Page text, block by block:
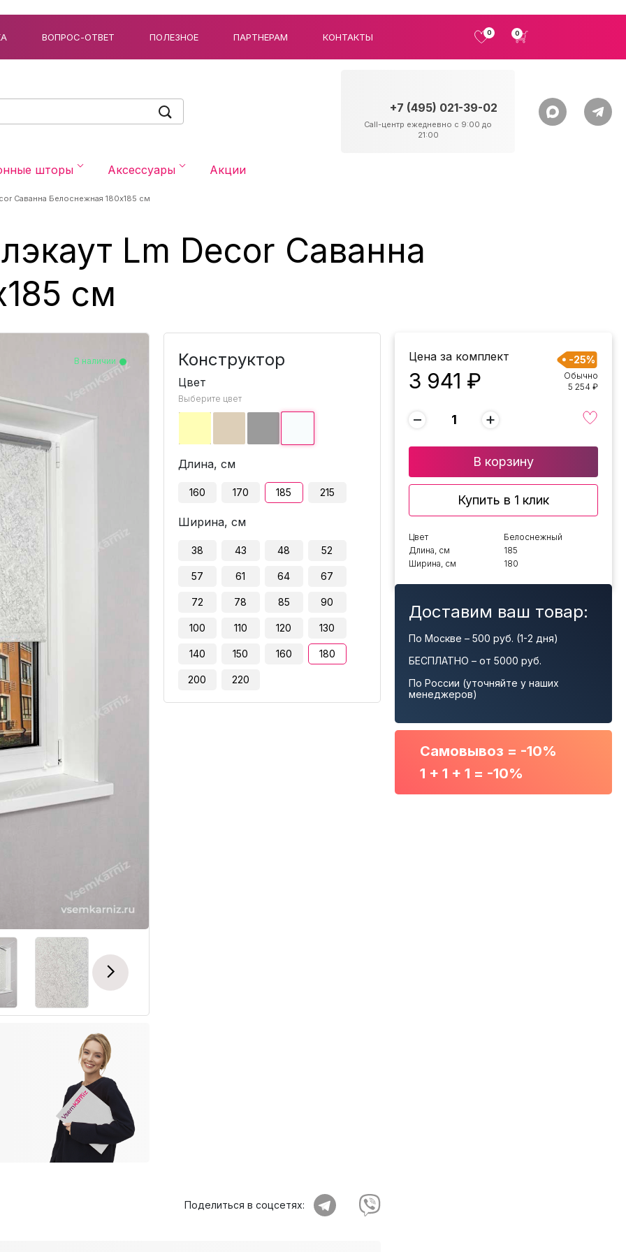
ВОПРОС-ОТВЕТ ПОЛЕЗНОЕ ПАРТНЕРАМ КОНТАКТЫ 0 0
+7 (495) 021-39-02
Call-центр ежедневно с 9:00 до
21:00
шторы Аксессуары Акции
Саванна Белоснежная 180x185 см
Lm Decor Саванна
см
В наличии
В наличии
В наличии
В наличии
В наличии
В наличии
В наличии
В наличии
В наличии
В наличии
В наличии
В наличии
В наличии
В наличии
В наличии
В наличии
В наличии
В наличии
В наличии
В наличии
В наличии
Next
Конструктор
Цвет
Выберите цвет
Длина, см
160 170 185 215
Ширина, см
38 43 48 52
57 61 64 67
72 78 85 90
100 110 120 130
140 150 160 180
200 220
Поделиться в соцсетях:
Цена за комплект
3 941 ₽
-25%
Обычно
5 254 ₽
− +
В корзину
Купить в 1 клик
Цвет
Белоснежный
Длина, см
185
Ширина, см
180
Доставим ваш товар:
По Москве – 500 руб. (1-2 дня)
БЕСПЛАТНО – от 5000 руб.
По России (уточняйте у наших
менеджеров)
Самовывоз = -10%
1 + 1 + 1 = -10%